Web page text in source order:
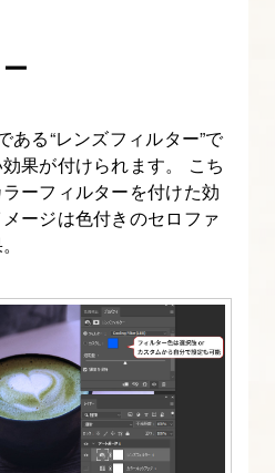
ある“レンズフィルター”で
果が付けられます。 こち
ーフィルターを付けた効
ージは色付きのセロファ